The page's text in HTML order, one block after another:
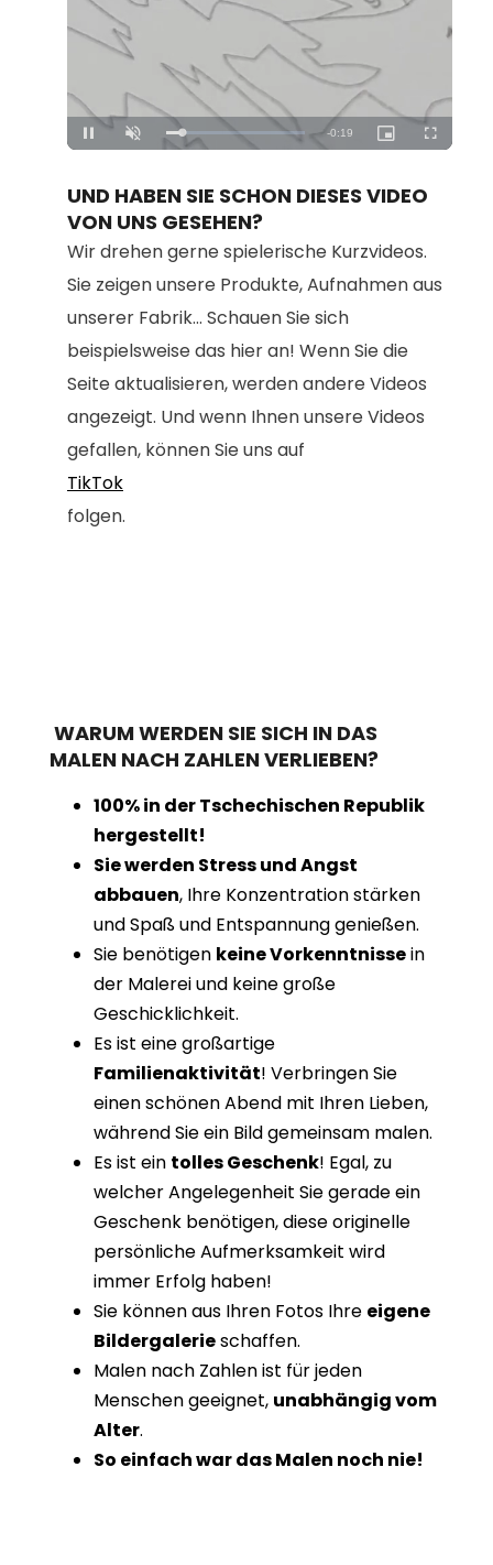
Unmute Loaded:
100.00%
UND HABEN SIE SCHON DIESES VIDEO
VON UNS GESEHEN?
Wir drehen gerne spielerische Kurzvideos.
Sie zeigen unsere Produkte, Aufnahmen aus
unserer Fabrik... Schauen Sie sich
beispielsweise das hier an! Wenn Sie die
Seite aktualisieren, werden andere Videos
angezeigt. Und wenn Ihnen unsere Videos
gefallen, können Sie uns auf
TikTok
folgen.
WARUM WERDEN SIE SICH IN DAS
MALEN NACH ZAHLEN VERLIEBEN?
100% in der Tschechischen Republik
hergestellt!
Sie werden Stress und Angst
abbauen, Ihre Konzentration stärken
und Spaß und Entspannung genießen.
Sie benötigen keine Vorkenntnissein
der Malerei und keine große
Geschicklichkeit.
Es ist eine großartige
Familienaktivität! Verbringen Sie
einen schönen Abend mit Ihren Lieben,
während Sie ein Bild gemeinsam malen.
Es ist ein tolles Geschenk! Egal, zu
welcher Angelegenheit Sie gerade ein
Geschenk benötigen, diese originelle
persönliche Aufmerksamkeit wird
immer Erfolg haben!
Sie können aus Ihren Fotos Ihre eigene
Bildergalerieschaffen.
Malen nach Zahlen ist für jeden
Menschen geeignet, unabhängig vom
Alter.
So einfach war das Malen noch nie!